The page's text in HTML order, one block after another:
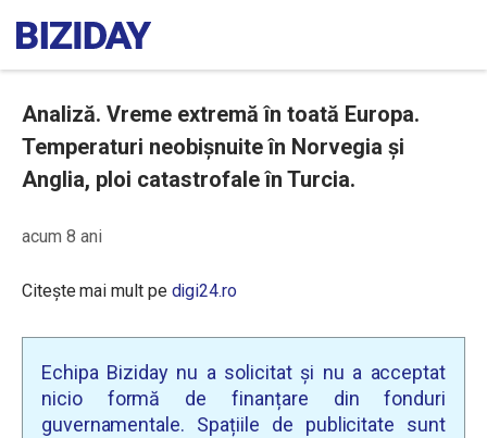
Analiză. Vreme extremă în toată Europa.
Temperaturi neobișnuite în Norvegia și
Anglia, ploi catastrofale în Turcia.
acum 8 ani
Citește mai mult pe digi24.ro
Echipa Biziday nu a solicitat și nu a acceptat
nicio formă de finanțare din fonduri
guvernamentale. Spațiile de publicitate sunt